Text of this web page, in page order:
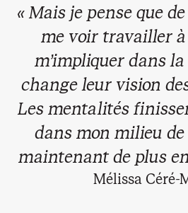
« Mais je pense que
me voir travailler
m’impliquer dans la
change leur vision
Les mentalités
dans mon milieu
maintenant de plus
Mélissa Céré-